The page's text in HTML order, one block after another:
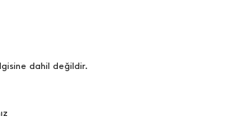
dahil değildir.